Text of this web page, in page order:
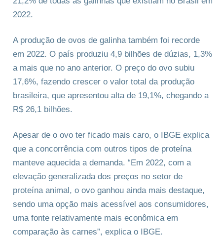
2022.
A produção de ovos de galinha também foi recorde
em 2022. O país produziu 4,9 bilhões de dúzias, 1,3%
a mais que no ano anterior. O preço do ovo subiu
17,6%, fazendo crescer o valor total da produção
brasileira, que apresentou alta de 19,1%, chegando a
R$ 26,1 bilhões.
Apesar de o ovo ter ficado mais caro, o IBGE explica
que a concorrência com outros tipos de proteína
manteve aquecida a demanda. “Em 2022, com a
elevação generalizada dos preços no setor de
proteína animal, o ovo ganhou ainda mais destaque,
sendo uma opção mais acessível aos consumidores,
uma fonte relativamente mais econômica em
comparação às carnes”, explica o IBGE.